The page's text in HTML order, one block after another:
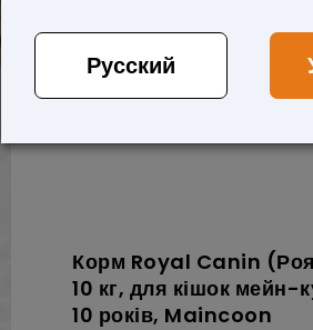
Русский
Корм Royal Canin
10 кг, для кішок мейн-
10 років, Maincoon